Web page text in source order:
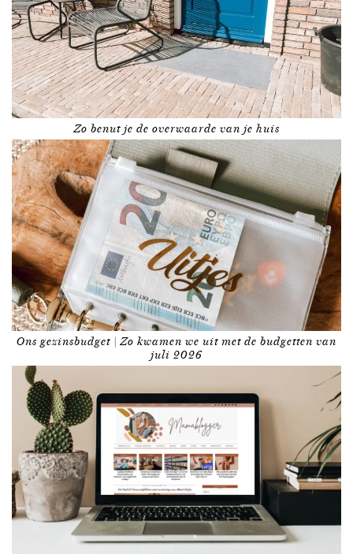
Zo benut je de overwaarde van je huis
Ons gezinsbudget | Zo kwamen we uit met de budgetten van
juli 2026